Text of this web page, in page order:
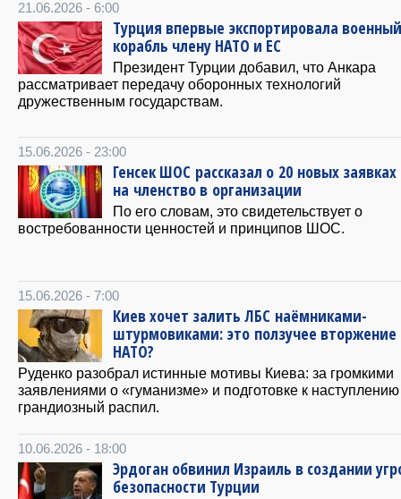
21.06.2026 - 6:00
Турция впервые экспортировала военный
корабль члену НАТО и ЕС
Президент Турции добавил, что Анкара
рассматривает передачу оборонных технологий
дружественным государствам.
15.06.2026 - 23:00
Генсек ШОС рассказал о 20 новых заявках
на членство в организации
По его словам, это свидетельствует о
востребованности ценностей и принципов ШОС.
15.06.2026 - 7:00
Киев хочет залить ЛБС наёмниками-
штурмовиками: это ползучее вторжение
НАТО?
Руденко разобрал истинные мотивы Киева: за громкими
заявлениями о «гуманизме» и подготовке к
грандиозный распил.
10.06.2026 - 18:00
Эрдоган обвинил Израиль в создании
безопасности Турции